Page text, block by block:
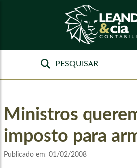
Ministros
imposto para
Publicado em: 01/02/2008